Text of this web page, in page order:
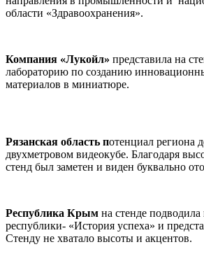
области «Здравоохранения».
Компания «Лукойл» представила на
лабораторию по созданию
материалов в миниатюре.
Рязанская область потенциал региона
двухметровом видеокубе. Благодаря
стенд был заметен и виден буквально
Республика Крым на стенде подводила
республики- «История успеха» и
Стенду не хватало высоты и акцентов.